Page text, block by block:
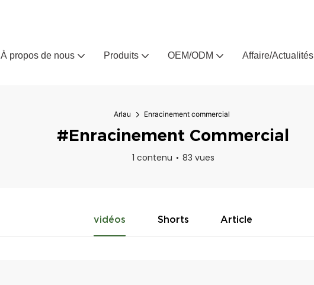
À propos de nous Produits OEM/ODM Affaire/Actualités
Arlau Enracinement commercial
#Enracinement Commercial
1 contenu 83 vues
vidéos Shorts Article